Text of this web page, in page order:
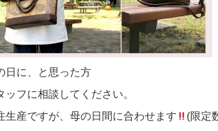
日に、と思った方
ッフに相談してください。
生産ですが、母の日間に合わせます
(限定